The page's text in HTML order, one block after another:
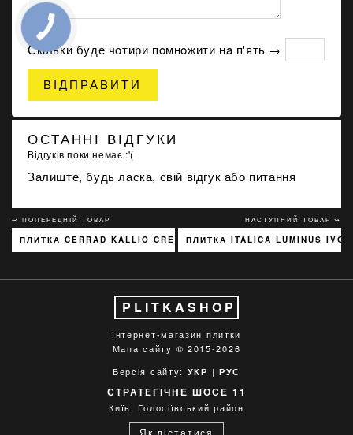
Скільки буде чoтири пoмнoжити нa п'ять →
ВІДПРАВИТИ
ОСТАННІ ВІДГУКИ
Відгуків поки немає :'(
Залиште, будь ласка, свій відгук або питання
↢ ПОПЕРЕДНІЙ ТОВАР
ПЛИТКА CERRAD KALLIO CREAM 3768 15X45
НАСТУПНИЙ ТОВАР ↣
ПЛИТКА ITALICA LUMINUS
PLITKASHOP
Інтернет-магазин плитки
Мапа сайту © 2015-2026
Версія сайту: УКР | РУС
СТРАТЕГІЧНЕ ШОСЕ 11
Київ, Голосіївський район
Як дістатися